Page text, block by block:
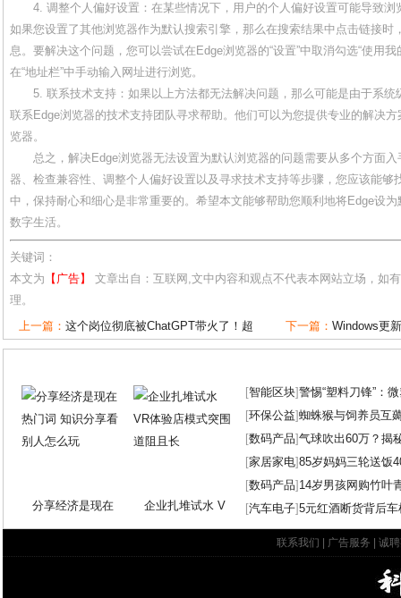
4. 调整个人偏好设置：在某些情况下，用户的个人偏好设置可能导致
如果您设置了其他浏览器作为默认搜索引擎，那么在搜索结果中点击链接时
息。要解决这个问题，您可以尝试在Edge浏览器的“设置”中取消勾选“使用
在“地址栏”中手动输入网址进行浏览。
5. 联系技术支持：如果以上方法都无法解决问题，那么可能是由于系
联系Edge浏览器的技术支持团队寻求帮助。他们可以为您提供专业的解决
览器。
总之，解决Edge浏览器无法设置为默认浏览器的问题需要从多个方面
器、检查兼容性、调整个人偏好设置以及寻求技术支持等步骤，您应该能够
中，保持耐心和细心是非常重要的。希望本文能够帮助您顺利地将Edge设
数字生活。
关键词：
本文为 【广告】
文章出自：互联网,文中内容和观点不代表本网站立场，如
理。
上一篇： 这个岗位彻底被ChatGPT带火了！超 下一篇： Windows更
分享经济是现在 企业扎堆试水 V
[智能区块]警惕“塑料刀锋”：
[环保公益]蜘蛛猴与饲养员互
[数码产品]气球吹出60万？揭
[家居家电]85岁妈妈三轮送饭
[数码产品] 14岁男孩网购竹叶
[汽车电子]5元红酒断货背后
联系我们 广告服务 诚